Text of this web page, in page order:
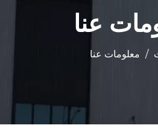
عنا
/ معلومات عنا